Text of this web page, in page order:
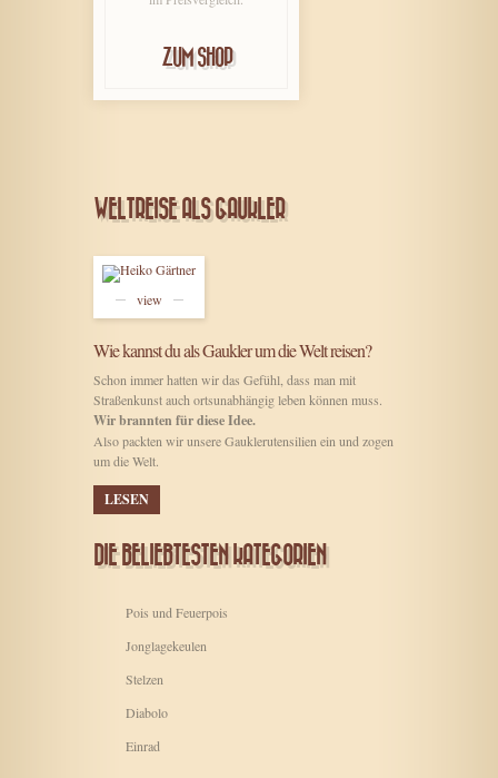
ZUM SHOP
WELTREISE ALS GAUKLER
view
Wie kannst du als Gaukler um die Welt reisen?
Schon immer hatten wir das Gefühl, dass man mit
Straßenkunst auch ortsunabhängig leben können muss.
Wir brannten für diese Idee.
Also packten wir unsere Gauklerutensilien ein und zogen
um die Welt.
LESEN
DIE BELIEBTESTEN KATEGORIEN
Pois und Feuerpois
Jonglagekeulen
Stelzen
Diabolo
Einrad